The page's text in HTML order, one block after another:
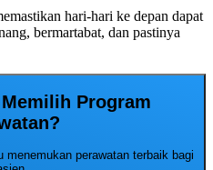
hari-hari ke depan dapat
bermartabat, dan pastinya
Program
perawatan terbaik bagi